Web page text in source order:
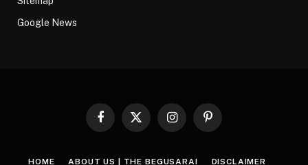
Google News
Facebook
X
InstagramPinterest
HOME ABOUT US | THE BEGUSARAI DISCLAIMER